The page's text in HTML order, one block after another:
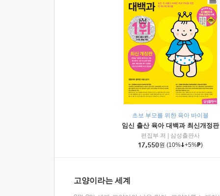
초보 부모를 위한 육아 바이블
임신 출산 육아 대백과 최신개정판
편집부 저
삼성출판사
17,550원 (10% +5% )
고양이라는 세계